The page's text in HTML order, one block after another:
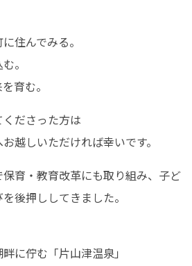
住んでみる。
。
育む。
ださった方は
越しいただければ幸いです。
育・教育改革にも取り組み、子ど
後押ししてきました。
に佇む「片山津温泉」